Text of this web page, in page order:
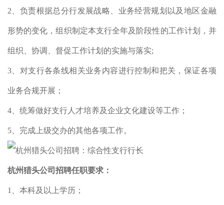
2、负责根据总分行发展战略、业务经营规划以及地区金融
形势的变化，组织制定本支行全年及阶段性的工作计划，并
组织、协调、督促工作计划的实施与落实;
3、对支行各条线相关业务内容进行控制和把关，保证各项
业务合规开展；
4、统筹做好支行人才培养及企业文化建设等工作；
5、完成上级交办的其他各项工作。
杭州猎头公司招聘任职要求：
1、本科及以上学历；